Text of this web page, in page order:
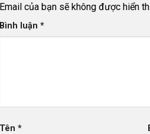
Email của bạn sẽ không được hiển
Bình luận *
Tên *